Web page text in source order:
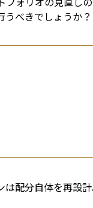
べきでしょうか？
は配分自体を再設